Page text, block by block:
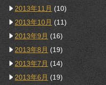
2013年11月 (10)
2013年10月 (11)
2013年9月 (16)
2013年8月 (19)
2013年7月 (14)
2013年6月 (19)